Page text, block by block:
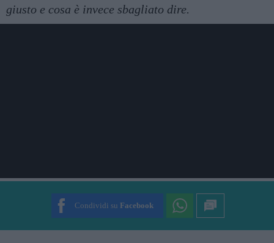
giusto e cosa è invece sbagliato dire.
Condividi su Facebook